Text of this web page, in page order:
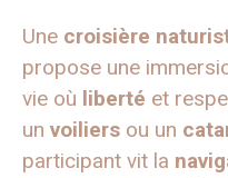
Une croisière
propose une
vie où liberté et
un voiliers ou un
participant vit la